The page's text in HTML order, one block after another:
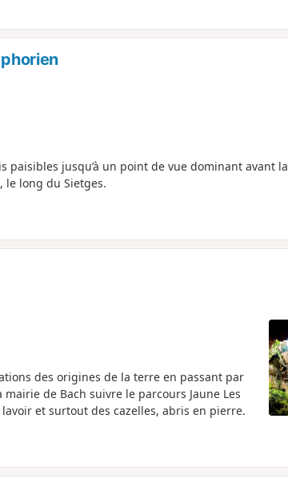
jusqu’à un point de vue dominant avant la
le long du Sietges.
des origines de la terre en passant par
de Bach suivre le parcours Jaune Les
et surtout des cazelles, abris en pierre.